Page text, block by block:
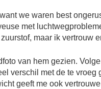
we waren best
met
maar ik vertrouw
van hem gezien.
verschil met de te
geeft me ook